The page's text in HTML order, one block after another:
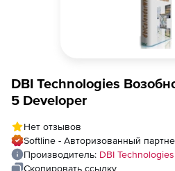
DBI Technologies
5 Developer
Нет отзывов
Softline - Авторизованный
Производитель: DBI Technologies
Скопировать ссылку